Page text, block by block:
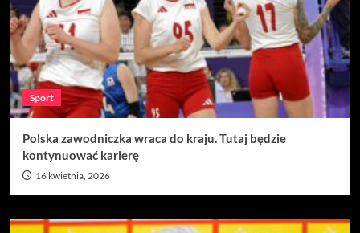
Sport
Polska zawodniczka wraca do kraju. Tutaj będzie
kontynuować karierę
16 kwietnia, 2026